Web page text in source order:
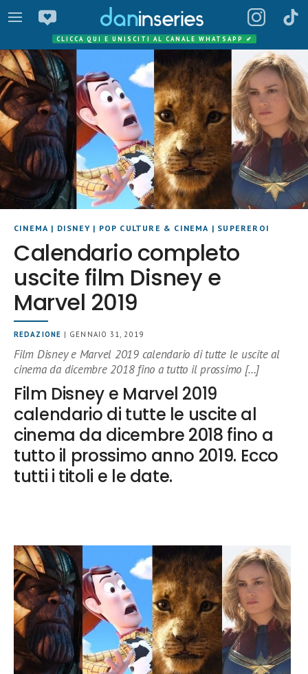
CLICCA QUI E UNISCITI AL CANALE WHATSAPP ✔
CINEMA | DISNEY | POP CULTURE & CINEMA | SUPEREROI
Calendario completo
uscite film Disney e
Marvel 2019
REDAZIONE | GENNAIO 31, 2019
Film Disney e Marvel 2019 calendario di tutte le uscite al
cinema da dicembre 2018 fino a tutto il prossimo […]
Film Disney e Marvel 2019
calendario di tutte le uscite al
cinema da dicembre 2018 fino a
tutto il prossimo anno 2019. Ecco
tutti i titoli e le date.